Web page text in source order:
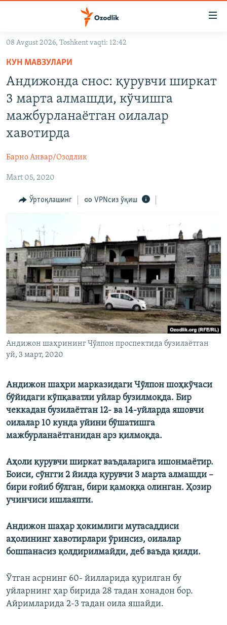
Асосий
навигацияга
ўтинг
Қидиришга
ўтинг
OZODARXIV
На русском
08 Avgust 2026, Toshkent vaqti: 12:42
КУН МАВЗУЛАРИ
Андижонда снос: қурувчи ширкат
3 марта алмашди, кўчишга
мажбурланаётган оилалар
хавотирда
Барно Анвар/Озодлик
Mart 05, 2020
Ўртоқлашинг VPNсиз ўқиш
Андижон шаҳрининг Чўлпон проспектида бузилаётган
уй, 3 март, 2020
Андижон шаҳри марказидаги Чўлпон шоҳкўчаси
бўйидаги кўпқаватли уйлар бузилмоқда. Бир
чеккадан бузилаётган 12- ва 14-уйларда яшовчи
оилалар 10 кунда уйини бўшатишга
мажбурланаётганидан арз қилмоқда.
Аҳоли қурувчи ширкат ваъдаларига ишонмаётир.
Боиси, сўнгги 2 йилда қурувчи 3 марта алмашди –
бири ғойиб бўлган, бири қамоққа олинган. Ҳозир
учинчиси ишлаяпти.
Андижон шаҳар ҳокимлиги мутасаддиси
аҳолининг хавотирлари ўринсиз, оилалар
бошпанасиз қолдирилмайди, деб ваъда қилди.
Ўтган асрнинг 60- йилларида қурилган бу
уйларнинг ҳар бирида 28 тадан хонадон бор.
Айримларида 2-3 тадан оила яшайди.